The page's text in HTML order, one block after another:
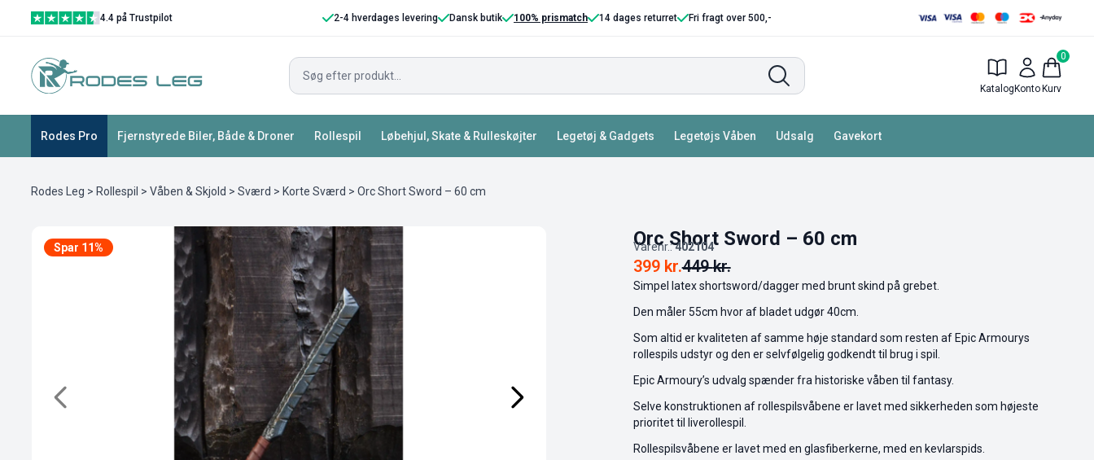
4.4 på Trustpilot 2-4 hverdages levering Dansk butik 100% prismatch 14 dages returret Fri fragt over 500,-
Katalog Konto
0
Kurv
Rodes Pro Fjernstyrede Biler, Både & Droner Rollespil Løbehjul, Skate & Rulleskøjter Legetøj & Gadgets Legetøjs Våben Udsalg Gavekort
Rodes Leg > Rollespil > Våben & Skjold > Sværd > Korte Sværd > Orc Short Sword – 60 cm
Spar 11% Orc Short Sword – 60 cm
Varenr.:402104
449kr.
399 kr.
Simpel latex shortsword/dagger med brunt skind på grebet.
Den måler 55cm hvor af bladet udgør 40cm.
Som altid er kvaliteten af samme høje standard som resten af Epic Armourys
rollespils udstyr og den er selvfølgelig godkendt til brug i spil.
Epic Armoury’s udvalg spænder fra historiske våben til fantasy.
Selve konstruktionen af rollespilsvåbene er lavet med sikkerheden som højeste
prioritet til liverollespil.
Rollespilsvåbene er lavet med en glasfiberkerne, med en kevlarspids.